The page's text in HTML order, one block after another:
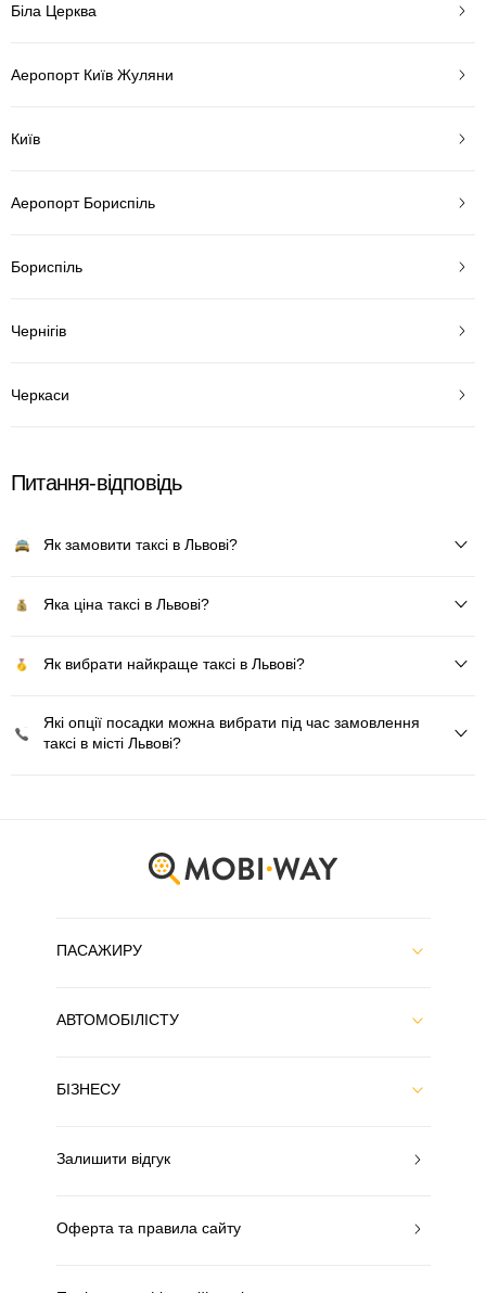
Біла Церква
Аеропорт Київ Жуляни
Київ
Аеропорт Бориспіль
Бориспіль
Чернігів
Черкаси
Питання-відповідь
Як замовити таксі в Львові?
Яка ціна таксі в Львові?
Як вибрати найкраще таксі в Львові?
Які опції посадки можна вибрати під час замовлення
таксі в місті Львові?
ПАСАЖИРУ
АВТОМОБІЛІСТУ
БІЗНЕСУ
Залишити відгук
Оферта та правила сайту